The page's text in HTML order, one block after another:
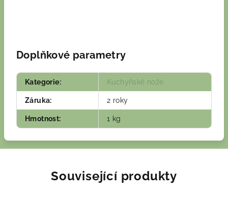
Doplňkové parametry
Kategorie: Kuchyňské nože
Záruka: 2 roky
Hmotnost: 1 kg
Související produkty